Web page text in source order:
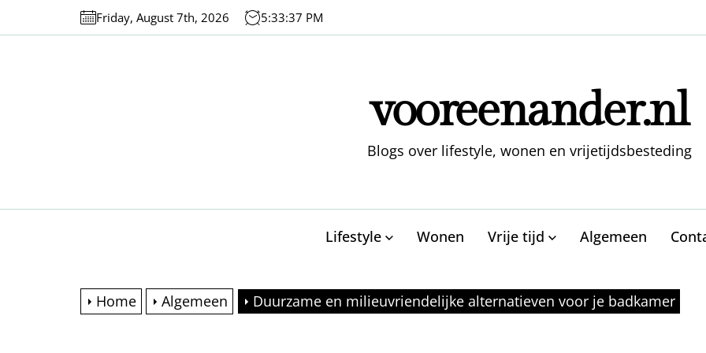
Friday, August 7th, 2026 5:33:38 PM
vooreenander.nl
Blogs over lifestyle, wonen en vrijetijdsbesteding
Lifestyle Wonen Vrije tijd Algemeen
Home Algemeen Duurzame en milieuvriendelijke alternatieven voor je badkamer